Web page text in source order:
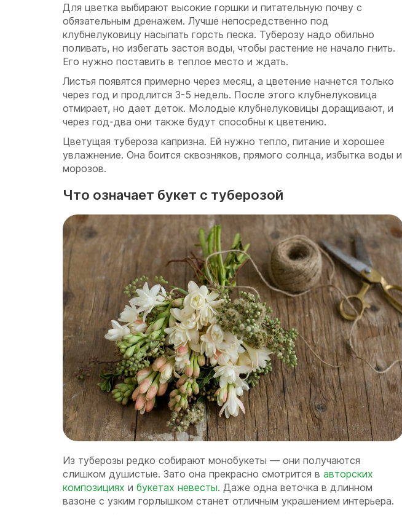
Для цветка выбирают высокие горшки и питательную почву с
обязательным дренажем. Лучше непосредственно под
клубнелуковицу насыпать горсть песка. Туберозу надо обильно
поливать, но избегать застоя воды, чтобы растение не начало гнить.
Его нужно поставить в теплое место и ждать.
Листья появятся примерно через месяц, а цветение начнется только
через год и продлится 3-5 недель. После этого клубнелуковица
отмирает, но дает деток. Молодые клубнелуковицы доращивают, и
через год-два они также будут способны к цветению.
Цветущая тубероза капризна. Ей нужно тепло, питание и хорошее
увлажнение. Она боится сквозняков, прямого солнца, избытка воды и
морозов.
Что означает букет с туберозой
Из туберозы редко собирают монобукеты — они получаются
слишком душистые. Зато она прекрасно смотрится в авторских
композициях и букетах невесты. Даже одна веточка в длинном
вазоне с узким горлышком станет отличным украшением интерьера.